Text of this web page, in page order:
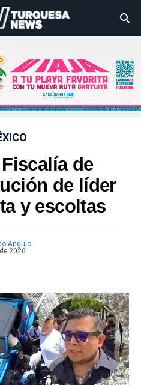
de
de líder
y escoltas
Angulo
2026